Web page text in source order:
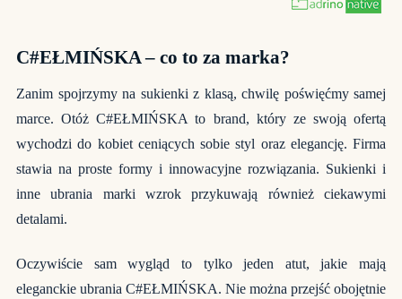
C#EŁMIŃSKA – co to za marka?
Zanim spojrzymy na sukienki z klasą, chwilę poświęćmy samej
marce. Otóż C#EŁMIŃSKA to brand, który ze swoją ofertą
wychodzi do kobiet ceniących sobie styl oraz elegancję. Firma
stawia na proste formy i innowacyjne rozwiązania. Sukienki i
inne ubrania marki wzrok przykuwają również ciekawymi
detalami.
Oczywiście sam wygląd to tylko jeden atut, jakie mają
eleganckie ubrania C#EŁMIŃSKA. Nie można przejść obojętnie